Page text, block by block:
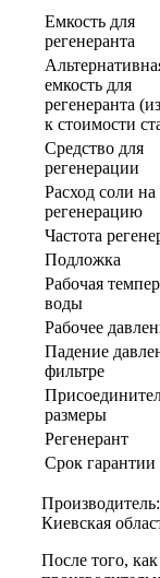
Емкость для
регенеранта
емкость для
регенеранта
к стоимости
Средство для
регенерации
Расход соли
регенерацию
Частота
Подложка
Рабочая
воды
Рабочее
Падение
фильтре
размеры
Регенерант
Срок гарантии
Киевская
После того,